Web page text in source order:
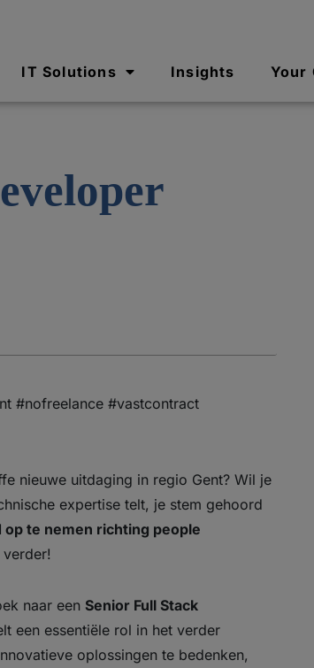
IT Solutions Insights Your
#nofreelance #vastcontract
nieuwe uitdaging in regio Gent? Wil je
expertise telt, je stem gehoord
te nemen richting people
naar een Senior Full Stack
een essentiële rol in het verder
oplossingen te bedenken,